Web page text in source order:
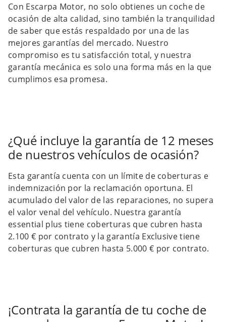
Con Escarpa Motor, no solo obtienes un coche de
ocasión de alta calidad, sino también la tranquilidad
de saber que estás respaldado por una de las
mejores garantías del mercado. Nuestro
compromiso es tu satisfacción total, y nuestra
garantía mecánica es solo una forma más en la que
cumplimos esa promesa.
¿Qué incluye la garantía de 12 meses
de nuestros vehículos de ocasión?
Esta garantía cuenta con un límite de coberturas e
indemnización por la reclamación oportuna. El
acumulado del valor de las reparaciones, no supera
el valor venal del vehículo. Nuestra garantía
essential plus tiene coberturas que cubren hasta
2.100 € por contrato y la garantía Exclusive tiene
coberturas que cubren hasta 5.000 € por contrato.
¡Contrata la garantía de tu coche de